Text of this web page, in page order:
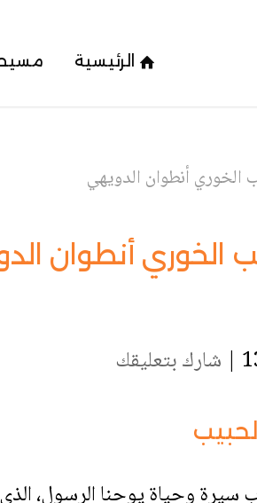
الرئيسية
الخوري أنطوان الدويهي
الخوري أنطوان
شارك بتعليقك
سيرة وحياة يوحنا الرسول،